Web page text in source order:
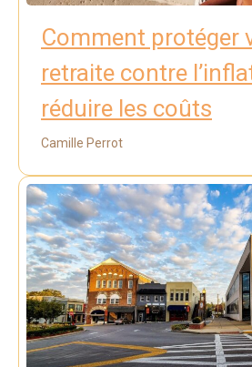
Comment protéger
retraite contre
réduire les coûts
Camille Perrot